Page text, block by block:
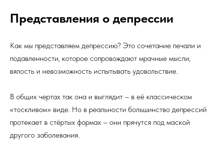
Представления о депрессии
Как мы представляем депрессию? Это сочетание печали и
подавленности, которое сопровождают мрачные мысли,
вялость и невозможность испытывать удовольствие.
В общих чертах так она и выглядит – в её классическом
«тоскливом» виде. Но в реальности большинство депрессий
протекает в стёртых формах – они прячутся под маской
другого заболевания.